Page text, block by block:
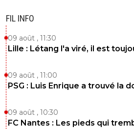
FIL INFO
09 août , 11:30
Lille : Létang l'a viré, il est
09 août , 11:00
PSG : Luis Enrique a trouvé la
09 août , 10:30
FC Nantes : Les pieds qui